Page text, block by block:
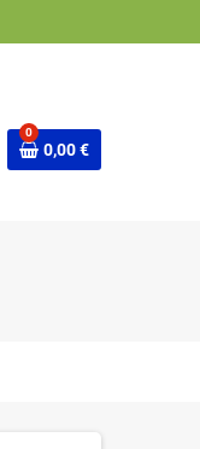
0
0,00 €